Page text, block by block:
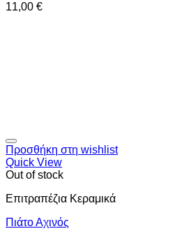
11,00 €
Προσθήκη στη wishlist
Quick View
Out of stock
Επιτραπέζια Κεραμικά
Πιάτο Αχινός